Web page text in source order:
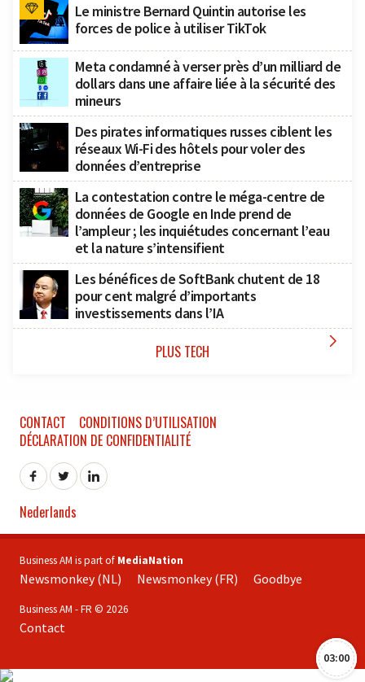
Le ministre Bernard Quintin autorise les
forces de police à utiliser TikTok
Meta condamné à verser près d’un milliard de
dollars dans une affaire liée à la sécurité des
mineurs
Des pirates informatiques russes ciblent les
réseaux Wi-Fi des hôtels pour voler des
données d’entreprise
La contestation contre le méga-centre de
données de Google en Inde prend de
l’ampleur ; les inquiétudes concernant l’eau
et la nature s’intensifient
Les bénéfices de SoftBank chutent de 18
pour cent malgré d’importants
investissements dans l’IA
PLUS TECH 
03:00
CONTACT
CONDITIONS D’UTILISATION
DÉCLARATION DE CONFIDENTIALITÉ
Nederlands
Business AM is part of MediaNation
Newsmonkey (NL) Newsmonkey (FR) Goodbye
Business AM - FR © 2026
Contact